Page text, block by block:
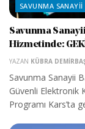
SAVUNMA SANAYII
Savunma
Hizmetinde:
YAZAN KÜBRA
Savunma Sanayii
Güvenli Elektronik
Programı Kars’ta